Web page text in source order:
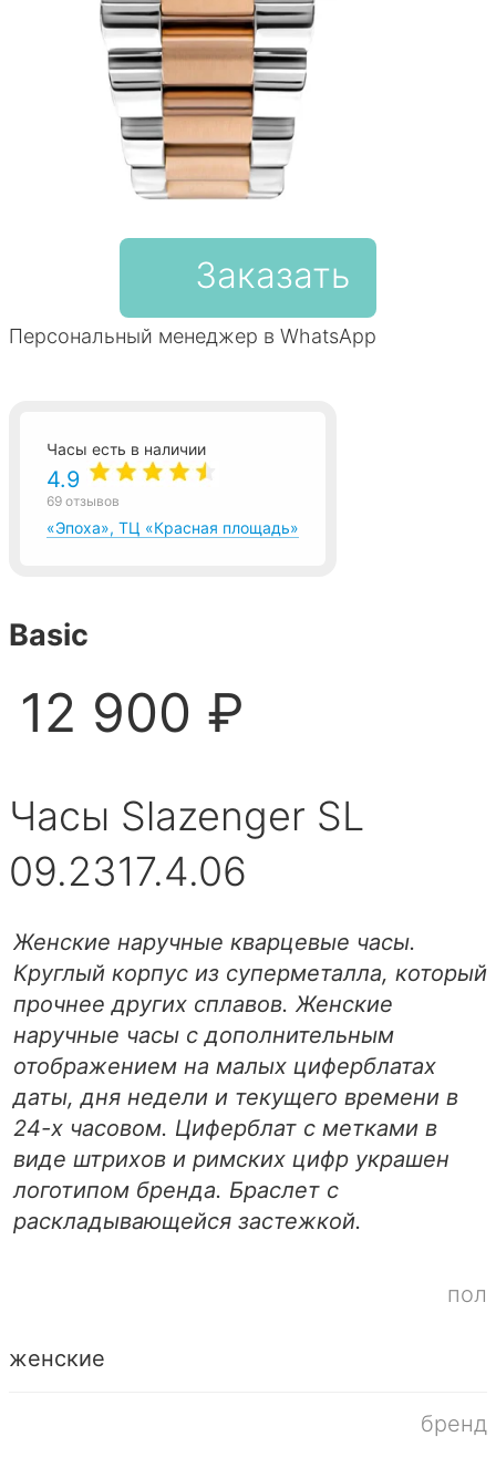
Заказать
Персональный менеджер в WhatsApp
Часы есть в наличии
4.9
69 отзывов
«Эпоха», ТЦ «Красная площадь»
Basic
12 900 ₽
Часы Slazenger SL
09.2317.4.06
Женские наручные кварцевые часы.
Круглый корпус из суперметалла, который
прочнее других сплавов. Женские
наручные часы с дополнительным
отображением на малых циферблатах
даты, дня недели и текущего времени в
24-х часовом. Циферблат с метками в
виде штрихов и римских цифр украшен
логотипом бренда. Браслет с
раскладывающейся застежкой.
пол
женские
бренд